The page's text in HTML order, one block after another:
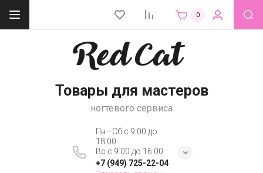
0
Товары для мастеров
ногтевого сервиса
Пн—Сб с 9:00 до
18:00
Вс с 9:00 до 16:00
+7 (949) 725-22-04